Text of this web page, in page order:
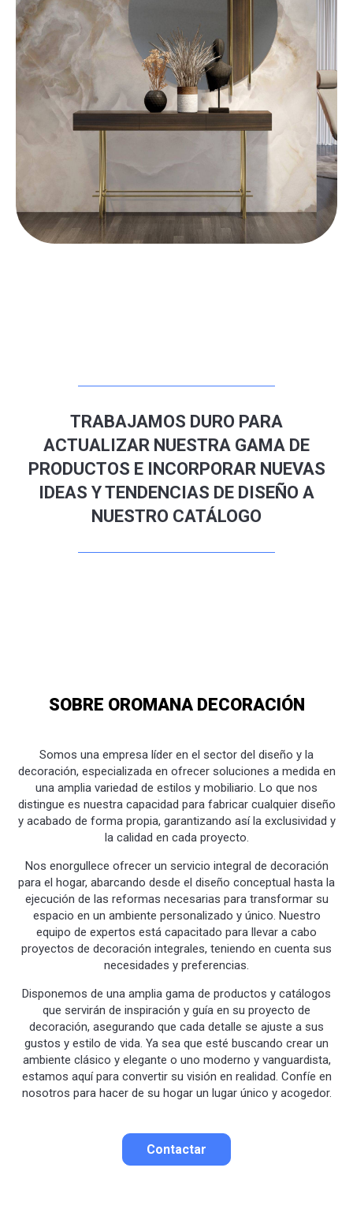
TRABAJAMOS DURO PARA
ACTUALIZAR NUESTRA GAMA DE
PRODUCTOS E INCORPORAR NUEVAS
IDEAS Y TENDENCIAS DE DISEÑO A
NUESTRO CATÁLOGO
SOBRE OROMANA DECORACIÓN
Somos una empresa líder en el sector del diseño y la
decoración, especializada en ofrecer soluciones a medida en
una amplia variedad de estilos y mobiliario. Lo que nos
distingue es nuestra capacidad para fabricar cualquier diseño
y acabado de forma propia, garantizando así la exclusividad y
la calidad en cada proyecto.
Nos enorgullece ofrecer un servicio integral de decoración
para el hogar, abarcando desde el diseño conceptual hasta la
ejecución de las reformas necesarias para transformar su
espacio en un ambiente personalizado y único. Nuestro
equipo de expertos está capacitado para llevar a cabo
proyectos de decoración integrales, teniendo en cuenta sus
necesidades y preferencias.
Disponemos de una amplia gama de productos y catálogos
que servirán de inspiración y guía en su proyecto de
decoración, asegurando que cada detalle se ajuste a sus
gustos y estilo de vida. Ya sea que esté buscando crear un
ambiente clásico y elegante o uno moderno y vanguardista,
estamos aquí para convertir su visión en realidad. Confíe en
nosotros para hacer de su hogar un lugar único y acogedor.
Contactar